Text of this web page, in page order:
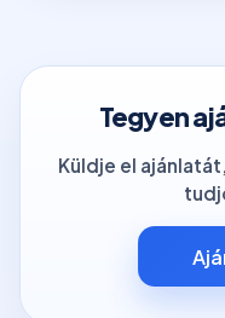
Tegyen
Küldje el